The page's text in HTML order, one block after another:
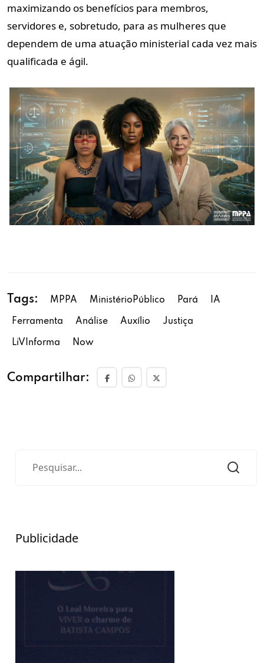
maximizando os benefícios para membros,
servidores e, sobretudo, para as mulheres que
dependem de uma atuação ministerial cada vez mais
qualificada e ágil.
Tags: MPPA MinistérioPúblico Pará IA
Ferramenta Análise Auxílio Justiça
LiVInforma Now
Compartilhar:
Publicidade